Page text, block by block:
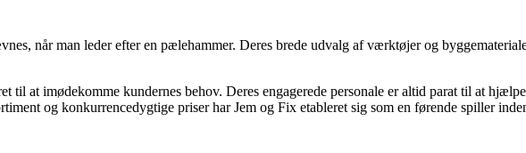
når man leder efter en pælehammer. Deres brede udvalg af værktøjer og
til at imødekomme kundernes behov. Deres engagerede personale er altid parat til at
og konkurrencedygtige priser har Jem og Fix etableret sig som en førende spiller